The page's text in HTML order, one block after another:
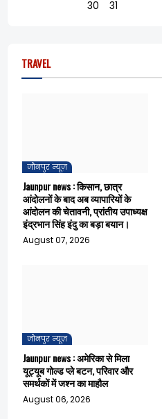
30
31
TRAVEL
जौनपुर न्यूज़
Jaunpur news : किसान, छात्र
आंदोलनों के बाद अब व्यापारियों के
आंदोलन की चेतावनी, प्रांतीय उपाध्यक्ष
इंद्रभान सिंह इंदु का बड़ा बयान।
August 07, 2026
जौनपुर न्यूज़
Jaunpur news : अमेरिका से मिला
यूट्यूब गोल्ड प्ले बटन, परिवार और
समर्थकों में जश्न का माहौल
August 06, 2026